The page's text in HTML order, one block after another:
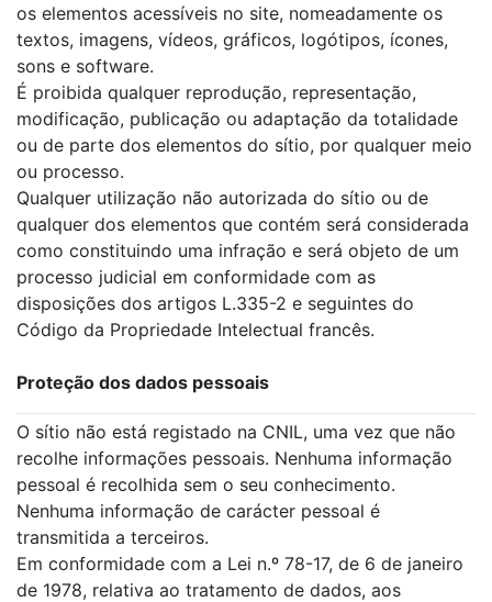
os elementos acessíveis no site, nomeadamente os
textos, imagens, vídeos, gráficos, logótipos, ícones,
sons e software.
É proibida qualquer reprodução, representação,
modificação, publicação ou adaptação da totalidade
ou de parte dos elementos do sítio, por qualquer meio
ou processo.
Qualquer utilização não autorizada do sítio ou de
qualquer dos elementos que contém será considerada
como constituindo uma infração e será objeto de um
processo judicial em conformidade com as
disposições dos artigos L.335-2 e seguintes do
Código da Propriedade Intelectual francês.
Proteção dos dados pessoais
O sítio não está registado na CNIL, uma vez que não
recolhe informações pessoais. Nenhuma informação
pessoal é recolhida sem o seu conhecimento.
Nenhuma informação de carácter pessoal é
transmitida a terceiros.
Em conformidade com a Lei n.º 78-17, de 6 de janeiro
de 1978, relativa ao tratamento de dados, aos